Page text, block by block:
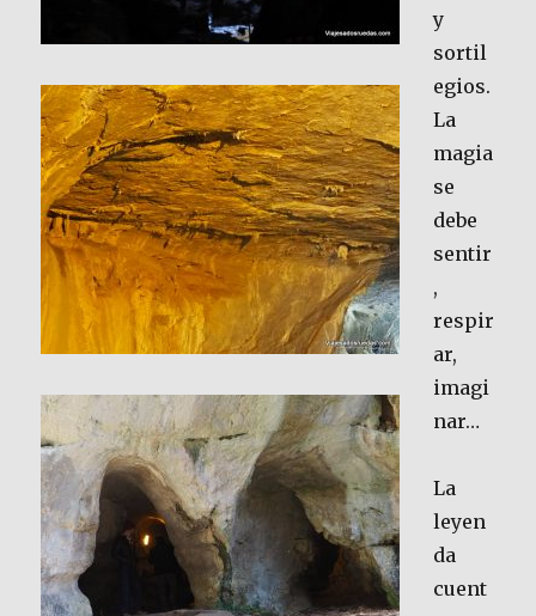
y
sortil
egios.
La
magia
se
debe
sentir
,
respir
ar,
imagi
nar…
La
leyen
da
cuent